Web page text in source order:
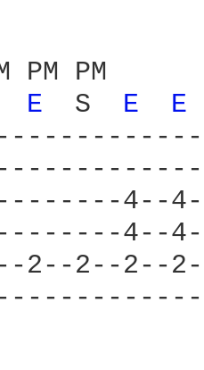
PM PM PM
E S E E
4--
2--2--2--